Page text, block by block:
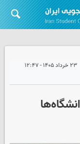
۲۳ خرداد ۱۴۰۵ - ۱۲:۴۷